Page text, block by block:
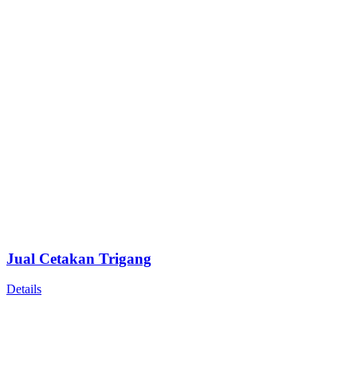
Jual Cetakan Trigang
Details